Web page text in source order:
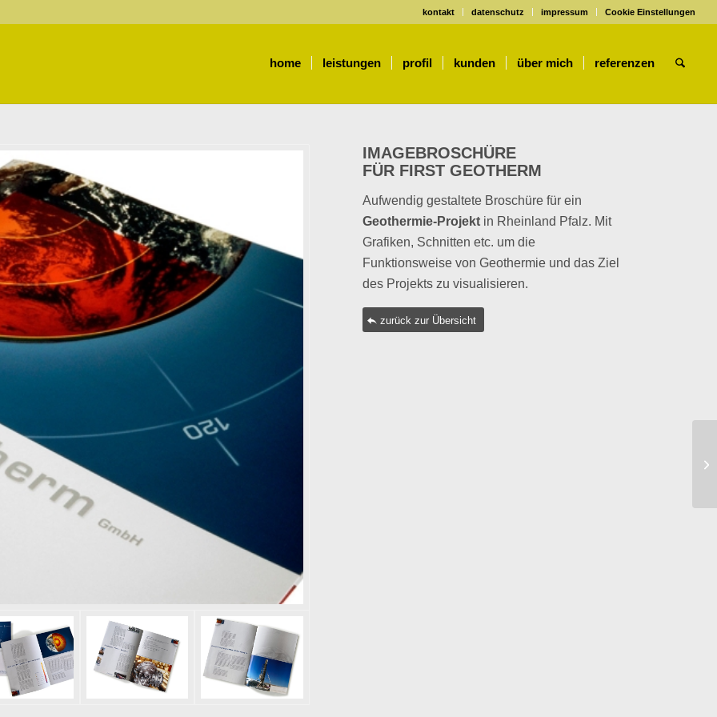
kontakt datenschutz impressum Cookie Einstellungen
home leistungen profil kunden über mich referenzen
IMAGEBROSCHÜRE
FÜR FIRST GEOTHERM
Aufwendig gestaltete Broschüre für ein
Geothermie-Projekt in Rheinland Pfalz. Mit
Grafiken, Schnitten etc. um die
Funktionsweise von Geothermie und das Ziel
des Projekts zu visualisieren.
zurück zur Übersicht